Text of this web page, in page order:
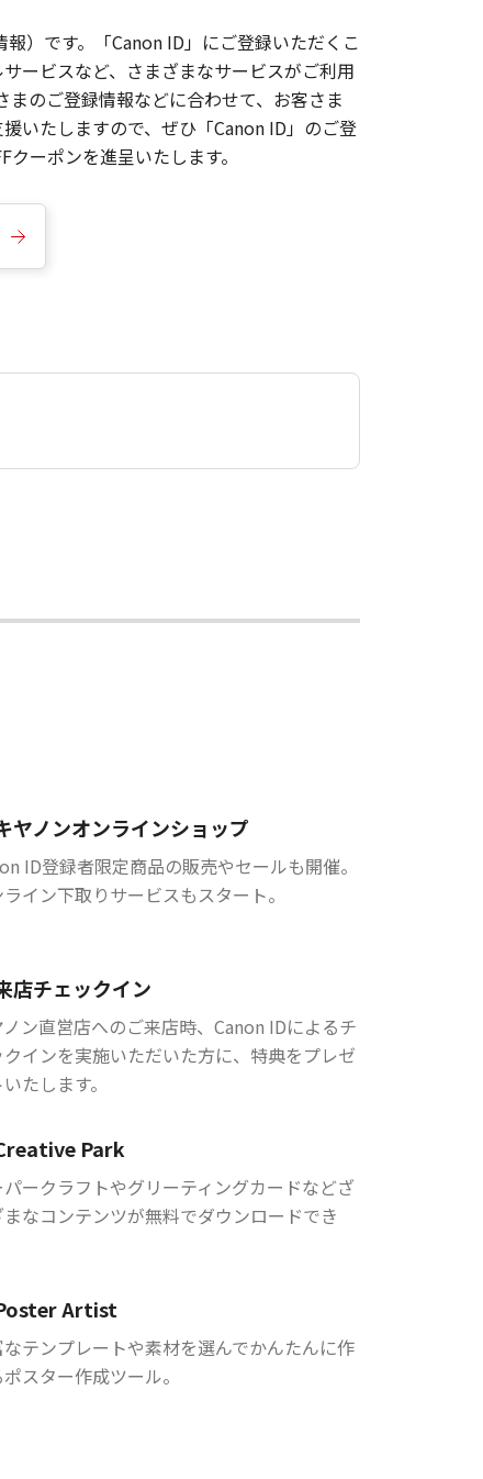
）です。「Canon ID」にご登録いただくこ
ービスなど、さまざまなサービスがご利用
のご登録情報などに合わせて、お客さま
いたしますので、ぜひ「Canon ID」のご登
ーポンを進呈いたします。
ヤノンオンラインショップ
ID登録者限定商品の販売やセールも開催。
イン下取りサービスもスタート。
店チェックイン
ノン直営店へのご来店時、Canon IDによるチ
クインを実施いただいた方に、特典をプレゼ
たします。
Park
ークラフトやグリーティングカードなどざ
まなコンテンツが無料でダウンロードでき
Artist
なテンプレートや素材を選んでかんたんに作
スター作成ツール。